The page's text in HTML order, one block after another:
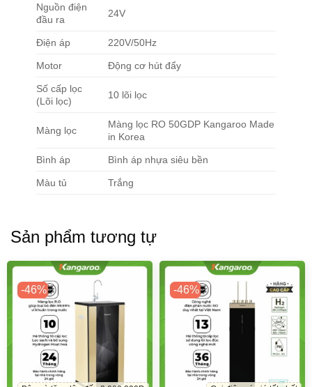
Nguồn điện
đầu ra
24V
Điện áp 220V/50Hz
Motor Động cơ hút đẩy
Số cấp lọc
(Lõi lọc)
10 lõi lọc
Màng lọc
Màng lọc RO 50GDP Kangaroo Made
in Korea
Bình áp Bình áp nhựa siêu bền
Màu tủ Trắng
Sản phẩm tương tự
-46% -46%